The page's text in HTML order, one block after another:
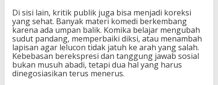
Di sisi lain, kritik publik juga bisa menjadi koreksi
yang sehat. Banyak materi komedi berkembang
karena ada umpan balik. Komika belajar mengubah
sudut pandang, memperbaiki diksi, atau menambah
lapisan agar lelucon tidak jatuh ke arah yang salah.
Kebebasan berekspresi dan tanggung jawab sosial
bukan musuh abadi, tetapi dua hal yang harus
dinegosiasikan terus menerus.